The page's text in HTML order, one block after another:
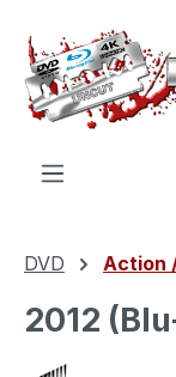
Zum Hauptinhalt
DVD Action
2012